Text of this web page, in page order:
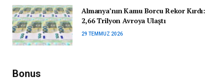
Almanya’nın Kamu Borcu Rekor Kırdı:
2,66 Trilyon Avroya Ulaştı
29 TEMMUZ 2026
Bonus